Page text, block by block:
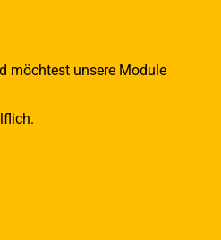
möchtest unsere Module